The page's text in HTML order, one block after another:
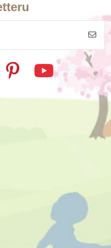
- Ovoce a zelenina
139 Kč